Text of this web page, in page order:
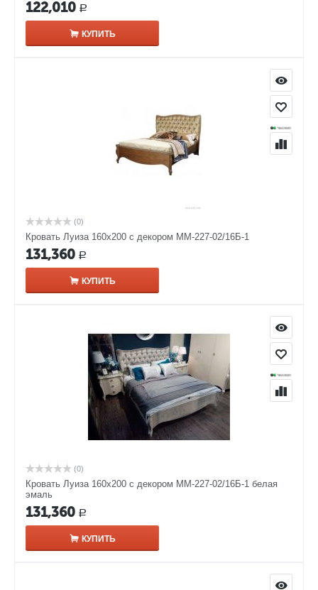
122,010 Р
КУПИТЬ
(0)
Кровать Луиза 160х200 с декором ММ-227-02/16Б-1
131,360 Р
КУПИТЬ
(0)
Кровать Луиза 160х200 с декором ММ-227-02/16Б-1 белая
эмаль
131,360 Р
КУПИТЬ